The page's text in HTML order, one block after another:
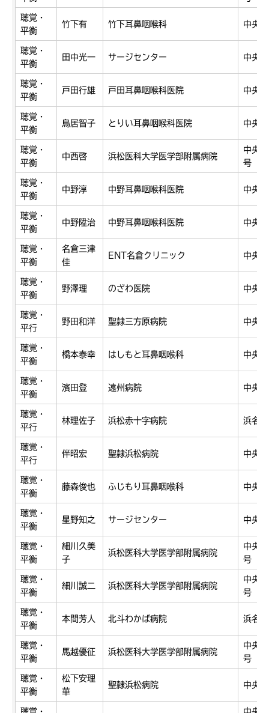
聴覚・
平衡
竹下有 竹下耳鼻咽喉科 中央
聴覚・
平衡
田中光一 サージセンター 中央
聴覚・
平衡
戸田行雄 戸田耳鼻咽喉科医院 中央
聴覚・
平衡
鳥居智子 とりい耳鼻咽喉科医院 中央
聴覚・
平衡
中西啓 浜松医科大学医学部附属病院
中央
号
聴覚・
平衡
中野淳 中野耳鼻咽喉科医院 中央
聴覚・
平衡
中野陞治 中野耳鼻咽喉科医院 中央
聴覚・
平衡
名倉三津
佳
ENT名倉クリニック 中央
聴覚・
平衡
野澤理 のざわ医院 中央
聴覚・
平行
野田和洋 聖隷三方原病院 中央
聴覚・
平衡
橋本泰幸 はしもと耳鼻咽喉科 中央
聴覚・
平衡
濱田登 遠州病院 中央
聴覚・
平行
林理佐子 浜松赤十字病院 浜名
聴覚・
平行
伴昭宏 聖隷浜松病院 中央
聴覚・
平衡
藤森俊也 ふじもり耳鼻咽喉科 中央
聴覚・
平衡
星野知之 サージセンター 中央
聴覚・
平衡
細川久美
子
浜松医科大学医学部附属病院
中央
号
聴覚・
平衡
細川誠二 浜松医科大学医学部附属病院
中央
号
聴覚・
平衡
本間芳人 北斗わかば病院 浜名
聴覚・
平衡
馬越優征 浜松医科大学医学部附属病院
中央
号
聴覚・
平衡
松下安理
華
聖隷浜松病院 中央
聴覚・
中央